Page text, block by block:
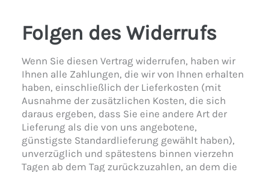
Folgen des Widerrufs
Wenn Sie diesen Vertrag widerrufen, haben wir
Ihnen alle Zahlungen, die wir von Ihnen erhalten
haben, einschließlich der Lieferkosten (mit
Ausnahme der zusätzlichen Kosten, die sich
daraus ergeben, dass Sie eine andere Art der
Lieferung als die von uns angebotene,
günstigste Standardlieferung gewählt haben),
unverzüglich und spätestens binnen vierzehn
Tagen ab dem Tag zurückzuzahlen, an dem die